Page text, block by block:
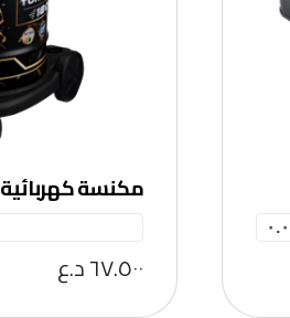
٠.٠
مكنسة كهربائية
٦٧.٥٠٠د.ع